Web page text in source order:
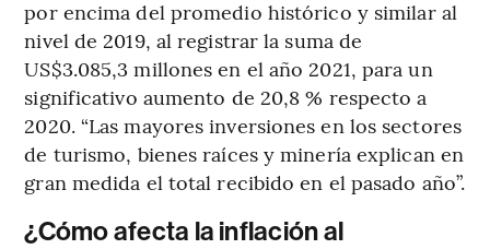
por encima del promedio histórico y similar al
nivel de 2019, al registrar la suma de
US$3.085,3 millones en el año 2021, para un
significativo aumento de 20,8 % respecto a
2020. “Las mayores inversiones en los sectores
de turismo, bienes raíces y minería explican en
gran medida el total recibido en el pasado año”.
¿Cómo afecta la inflación al